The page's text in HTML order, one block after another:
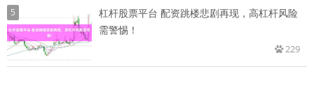
5
杠杆股票平台 配资跳楼悲剧再现，高杠杆风险
需警惕！
229